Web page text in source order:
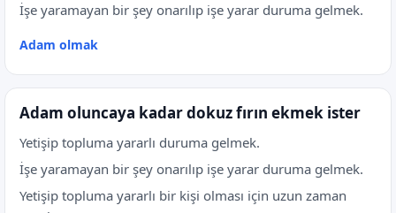
İşe yaramayan bir şey onarılıp işe yarar duruma gelmek.
Adam olmak
Adam oluncaya kadar dokuz fırın ekmek ister
Yetişip topluma yararlı duruma gelmek.
İşe yaramayan bir şey onarılıp işe yarar duruma gelmek.
Yetişip topluma yararlı bir kişi olması için uzun zaman